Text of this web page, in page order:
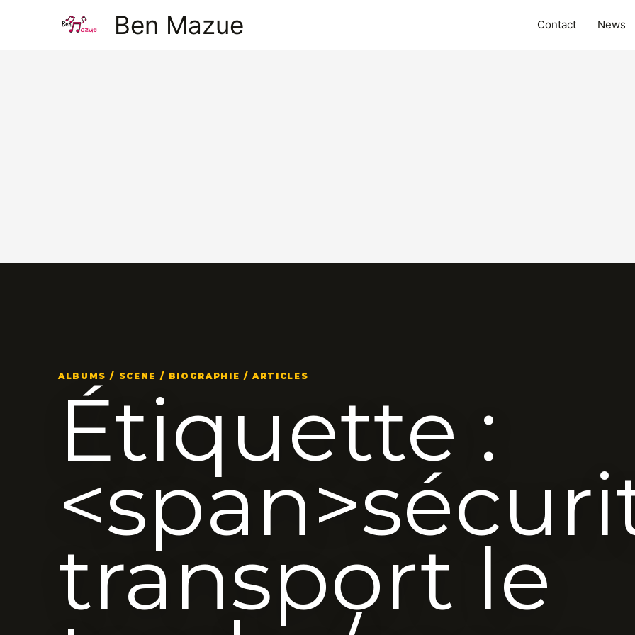
Ben Mazue Contact News
ALBUMS / SCENE / BIOGRAPHIE / ARTICLES
Étiquette :
transport le